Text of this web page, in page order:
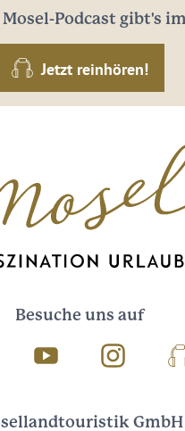
Podcast gibt's
Jetzt reinhören!
Besuche uns auf
Youtube Instagram
GmbH